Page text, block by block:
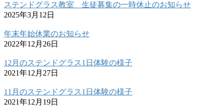
ステンドグラス教室 生徒募集の一時休止のお知らせ
2025年3月12日
年末年始休業のお知らせ
2022年12月26日
12月のステンドグラス1日体験の様子
2021年12月27日
11月のステンドグラス1日体験の様子
2021年12月19日